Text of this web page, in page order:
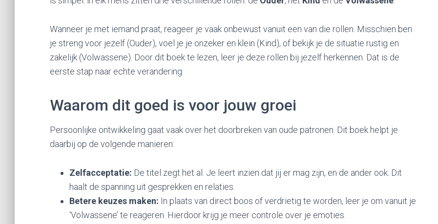
Wanneer je met iemand praat, reageer je vaak onbewust vanuit een van die rollen. Misschien ben
je streng voor jezelf (Ouder), voel je je onzeker en klein (Kind), of bekijk je de situatie rustig en
zakelijk (Volwassene). Door dit boek te lezen, leer je deze rollen bij jezelf herkennen. Dat is de
eerste stap naar echte verandering.
Waarom dit goed is voor jouw groei
Persoonlijke ontwikkeling gaat vaak over het doorbreken van oude patronen. Dit boek helpt je
daarbij op de volgende manieren:
Zelfacceptatie: De titel zegt het al. Je leert inzien dat jij er mag zijn, en de ander ook. Dit
haalt de spanning uit gesprekken en relaties.
Betere keuzes maken: In plaats van direct boos of verdrietig te worden, leer je om vanuit je
‘Volwassene’ te reageren. Hierdoor krijg je meer controle over je emoties.